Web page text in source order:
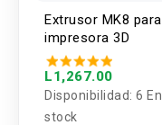
Extrusor MK8 para
impresora 3D
L1,267.00
Disponibilidad: 6 En
stock